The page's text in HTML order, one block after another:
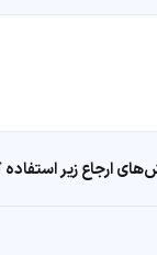
ارجاع زیر استفاده